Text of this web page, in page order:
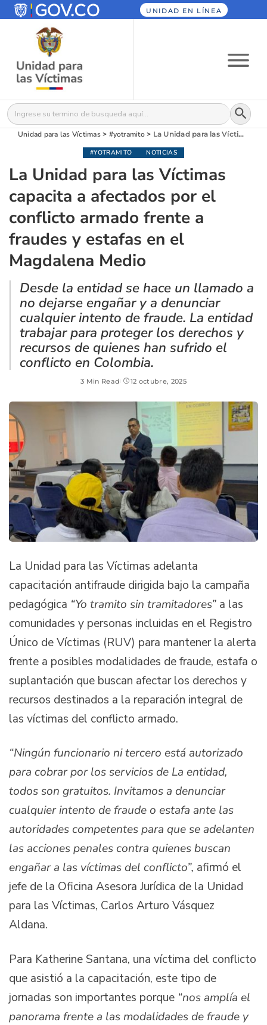
UNIDAD EN LÍNEA
Buscar: Botón
Unidad para las Víctimas> #yotramito> La Unidad para las Víctimas capacita a afectados por el conflicto armado frente a fraudes y estafas en el Magdalena Medio
#YOTRAMITO NOTICIAS
La Unidad para las Víctimas
capacita a afectados por el
conflicto armado frente a
fraudes y estafas en el
Magdalena Medio
Desde la entidad se hace un llamado a
no dejarse engañar y a denunciar
cualquier intento de fraude. La entidad
trabajar para proteger los derechos y
recursos de quienes han sufrido el
conflicto en Colombia.
3 Min Read 12 octubre, 2025
La Unidad para las Víctimas adelanta
capacitación antifraude dirigida bajo la campaña
pedagógica “Yo tramito sin tramitadores” a las
comunidades y personas incluidas en el Registro
Único de Víctimas (RUV) para mantener la alerta
frente a posibles modalidades de fraude, estafa o
suplantación que buscan afectar los derechos y
recursos destinados a la reparación integral de
las víctimas del conflicto armado.
“Ningún funcionario ni tercero está autorizado
para cobrar por los servicios de La entidad,
todos son gratuitos. Invitamos a denunciar
cualquier intento de fraude o estafa ante las
autoridades competentes para que se adelanten
las acciones penales contra quienes buscan
engañar a las víctimas del conflicto”, afirmó el
jefe de la Oficina Asesora Jurídica de la Unidad
para las Víctimas, Carlos Arturo Vásquez
Aldana.
Para Katherine Santana, una víctima del conflicto
que asistió a la capacitación, este tipo de
jornadas son importantes porque “nos amplía el
panorama frente a las modalidades de fraude y